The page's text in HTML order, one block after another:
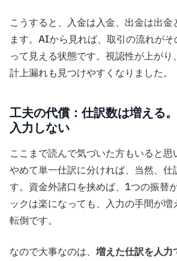
こうすると、入金は入金、出金は出
ます。AIから見れば、取引の流れが
って見える状態です。視認性が上が
計上漏れも見つけやすくなりました。
工夫の代償：仕訳数は増える
入力しない
ここまで読んで気づいた方もいると
やめて単一仕訳に分ければ、当然、仕
す。資金外諸口を挟めば、1つの振替
ックは楽になっても、入力の手間が
転倒です。
なので大事なのは、 増えた仕訳を人力